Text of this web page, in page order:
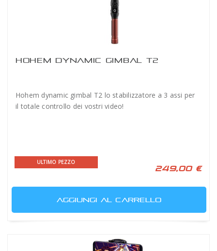
HOHEM DYNAMIC GIMBAL T2
Hohem dynamic gimbal T2 lo stabilizzatore a 3 assi per
il totale controllo dei vostri video!
ULTIMO PEZZO
249,00 €
AGGIUNGI AL CARRELLO